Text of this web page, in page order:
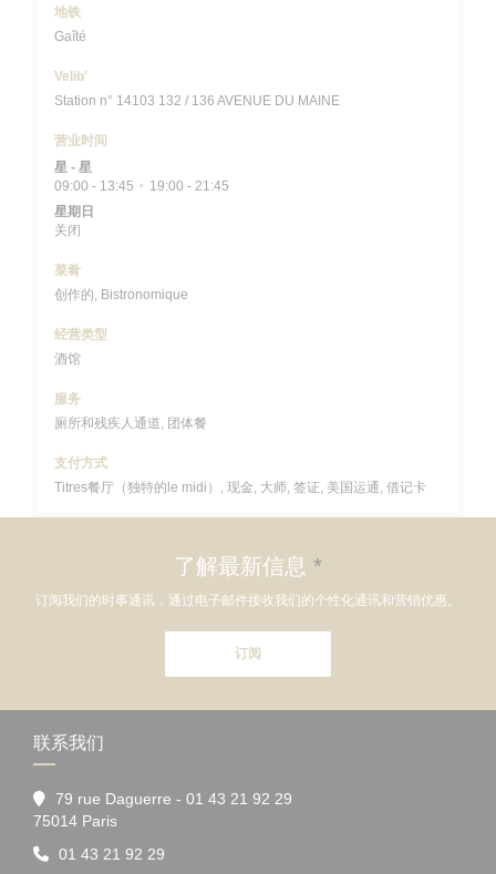
地铁
Gaîté
Velib'
Station n° 14103 132 / 136 AVENUE DU MAINE
营业时间
星 - 星
09:00 - 13:45 •
19:00 - 21:45
星期日
关闭
菜肴
创作的, Bistronomique
经营类型
酒馆
服务
厕所和残疾人通道, 团体餐
支付方式
Titres餐厅（独特的le midi）, 现金, 大师, 签证, 美国运通, 借记卡
了解最新信息 *
订阅我们的时事通讯，通过电子邮件接收我们的个性化通讯和营销优惠。
订阅
联系我们
79 rue Daguerre - 01 43 21 92 29
75014 Paris((在新窗口中打开))
01 43 21 92 29